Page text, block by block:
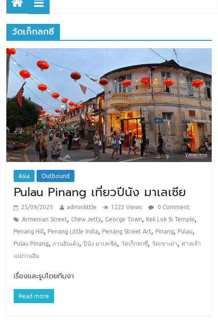
วัดเก็กลกซี
Asia Outbound
Pulau Pinang เที่ยวปีนัง มาเลเซีย
25/09/2025 adminlittle 1223 Views
0 Comment
Armenian Street, Chew Jetty, George Town, Kek Lok Si Temple,
Penang Hill , Penang Little India, Penang Street Art, Pinang, Pulau,
Pulau Pinang, กวนยินเต้ง,ปีนัง มาเลเซีย, วัดเก็กลกซี, วัดเขาเต่า,ศาลเจ้า
แม่กวนอิม
เรื่องและรูปโดยทีมงา
Read more